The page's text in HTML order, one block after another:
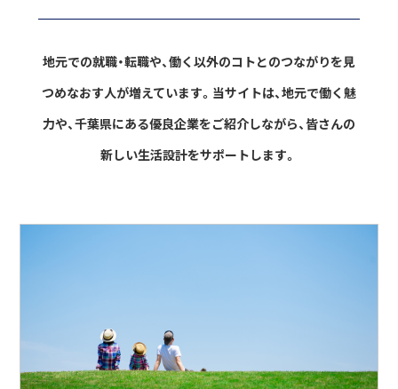
地元での就職・転職や、働く以外のコトとのつながりを見
つめなおす人が増えています。 当サイトは、地元で働く魅
力や、千葉県にある優良企業をご紹介しながら、皆さんの
新しい生活設計をサポートします。